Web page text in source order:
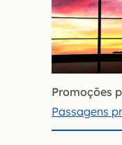
Promoções
Passagens